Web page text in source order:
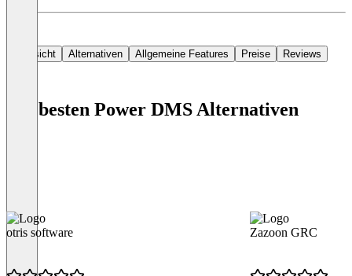
Übersicht Alternativen Allgemeine Features Preise Reviews
Die besten Power DMS Alternativen
otris software Zazoon GRC